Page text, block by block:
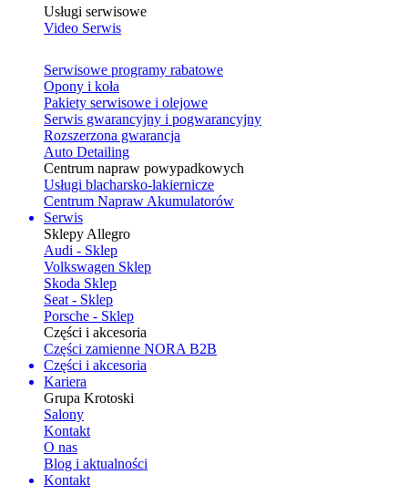
Usługi serwisowe
Video Serwis
Serwisowe programy rabatowe
Opony i koła
Pakiety serwisowe i olejowe
Serwis gwarancyjny i pogwarancyjny
Rozszerzona gwarancja
Auto Detailing
Centrum napraw powypadkowych
Usługi blacharsko-lakiernicze
Centrum Napraw Akumulatorów
Serwis
Sklepy Allegro
Audi - Sklep
Volkswagen Sklep
Skoda Sklep
Seat - Sklep
Porsche - Sklep
Części i akcesoria
Części zamienne NORA B2B
Części i akcesoria
Kariera
Grupa Krotoski
Salony
Kontakt
O nas
Blog i aktualności
Kontakt